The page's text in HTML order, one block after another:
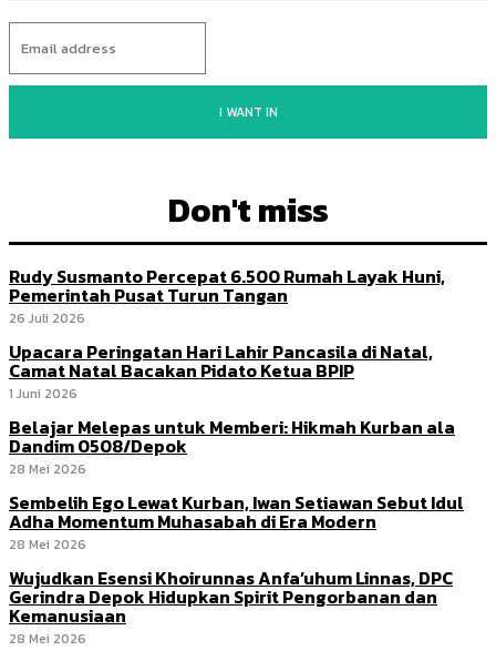
I WANT IN
Don't miss
Rudy Susmanto Percepat 6.500 Rumah Layak Huni,
Pemerintah Pusat Turun Tangan
26 Juli 2026
Upacara Peringatan Hari Lahir Pancasila di Natal,
Camat Natal Bacakan Pidato Ketua BPIP
1 Juni 2026
Belajar Melepas untuk Memberi: Hikmah Kurban ala
Dandim 0508/Depok
28 Mei 2026
Sembelih Ego Lewat Kurban, Iwan Setiawan Sebut Idul
Adha Momentum Muhasabah di Era Modern
28 Mei 2026
Wujudkan Esensi Khoirunnas Anfa’uhum Linnas, DPC
Gerindra Depok Hidupkan Spirit Pengorbanan dan
Kemanusiaan
28 Mei 2026